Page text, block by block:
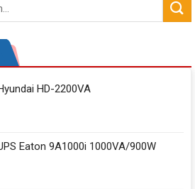
HD-2200VA
Eaton 9A1000i 1000VA/900W